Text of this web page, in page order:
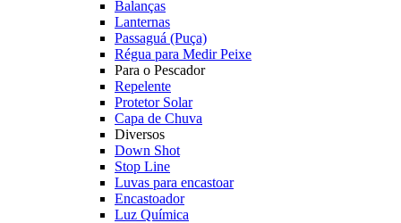
Balanças
Lanternas
Passaguá (Puça)
Régua para Medir Peixe
Para o Pescador
Repelente
Protetor Solar
Capa de Chuva
Diversos
Down Shot
Stop Line
Luvas para encastoar
Encastoador
Luz Química